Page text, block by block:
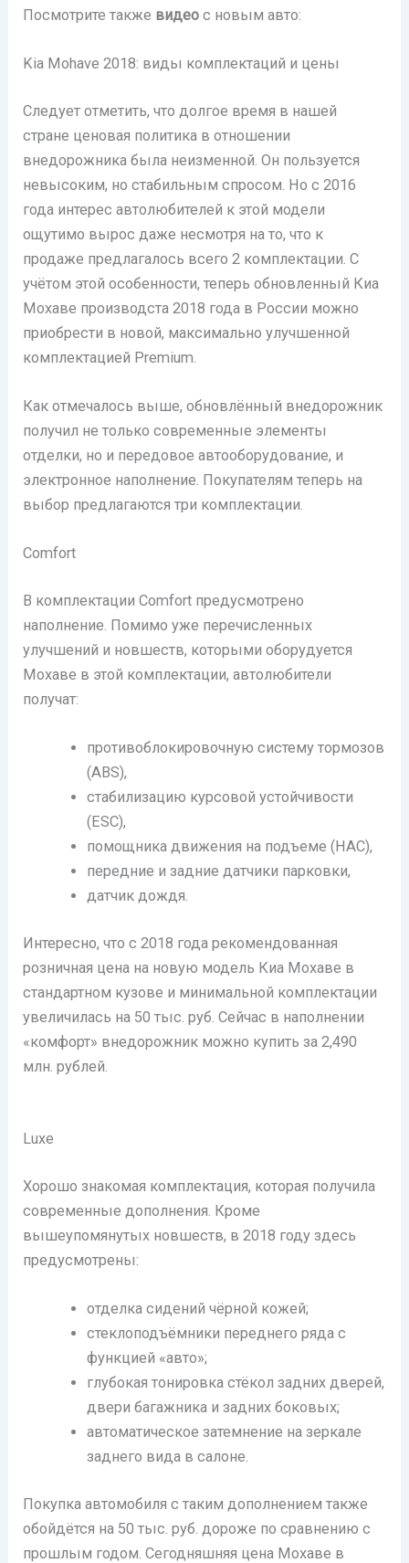
Посмотрите также видео с новым авто:
Kia Mohave 2018: виды комплектаций и цены
Следует отметить, что долгое время в нашей
стране ценовая политика в отношении
внедорожника была неизменной. Он пользуется
невысоким, но стабильным спросом. Но с 2016
года интерес автолюбителей к этой модели
ощутимо вырос даже несмотря на то, что к
продаже предлагалось всего 2 комплектации. С
учётом этой особенности, теперь обновленный Киа
Мохаве производста 2018 года в России можно
приобрести в новой, максимально улучшенной
комплектацией Premium.
Как отмечалось выше, обновлённый внедорожник
получил не только современные элементы
отделки, но и передовое автооборудование, и
электронное наполнение. Покупателям теперь на
выбор предлагаются три комплектации.
Comfort
В комплектации Comfort предусмотрено
наполнение. Помимо уже перечисленных
улучшений и новшеств, которыми оборудуется
Мохаве в этой комплектации, автолюбители
получат:
противоблокировочную систему тормозов
(ABS),
стабилизацию курсовой устойчивости
(ESC),
помощника движения на подъеме (НАС),
передние и задние датчики парковки,
датчик дождя.
Интересно, что с 2018 года рекомендованная
розничная цена на новую модель Киа Мохаве в
стандартном кузове и минимальной комплектации
увеличилась на 50 тыс. руб. Сейчас в наполнении
«комфорт» внедорожник можно купить за 2,490
млн. рублей.
Luxe
Хорошо знакомая комплектация, которая получила
современные дополнения. Кроме
вышеупомянутых новшеств, в 2018 году здесь
предусмотрены:
отделка сидений чёрной кожей;
стеклоподъёмники переднего ряда с
функцией «авто»;
глубокая тонировка стёкол задних дверей,
двери багажника и задних боковых;
автоматическое затемнение на зеркале
заднего вида в салоне.
Покупка автомобиля с таким дополнением также
обойдётся на 50 тыс. руб. дороже по сравнению с
прошлым годом. Сегодняшняя цена Мохаве в